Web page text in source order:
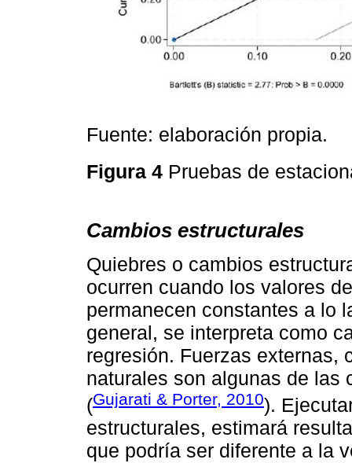
Fuente: elaboración propia.
Figura 4 Pruebas de
Cambios estructurales
Quiebres o cambios
ocurren cuando los valores
permanecen constantes a lo
general, se interpreta como
regresión. Fuerzas externas,
naturales son algunas de las
(Gujarati & Porter, 2010).
estructurales, estimará
que podría ser diferente a la